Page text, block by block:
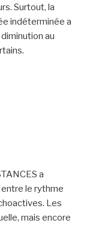
Surtout, la
indéterminée a
au
a
le rythme
Les
mais encore